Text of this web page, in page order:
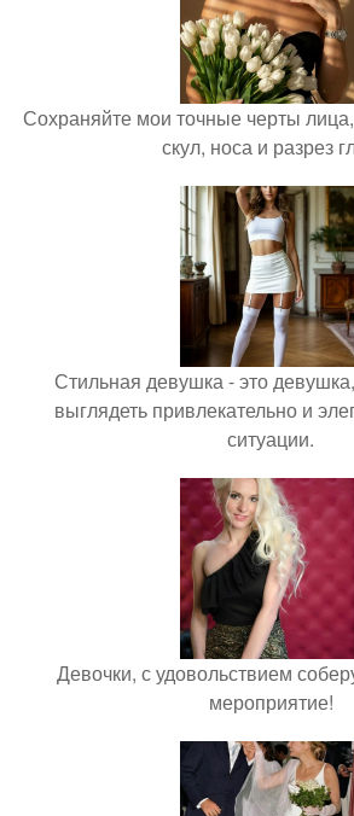
Сохраняйте мои точные черты
скул, носа и разрез
Стильная девушка - это
выглядеть привлекательно и
ситуации.
Девочки, с удовольствием
мероприятие!